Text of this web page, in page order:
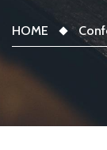
HOME